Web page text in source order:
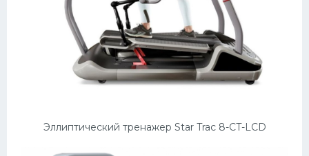
Эллиптический тренажер Star Trac 8-CT-LCD